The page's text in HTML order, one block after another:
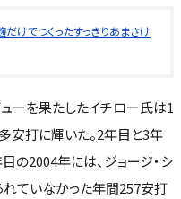
だけでつくったすっきりあまさけ
ーを果たしたイチロー氏は1
安打に輝いた。2年目と3年
の2004年には、ジョージ・シ
ていなかった年間257安打